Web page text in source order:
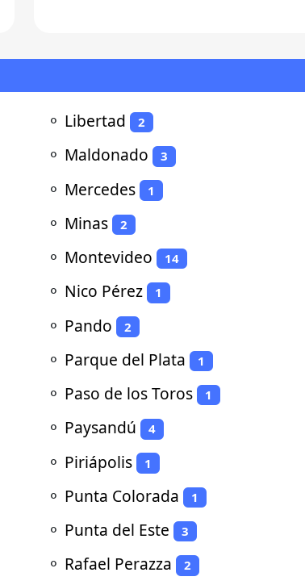
⚬ Libertad 2
⚬ Maldonado 3
⚬ Mercedes 1
⚬ Minas 2
⚬ Montevideo 14
⚬ Nico Pérez 1
⚬ Pando 2
⚬ Parque del Plata 1
⚬ Paso de los Toros 1
⚬ Paysandú 4
⚬ Piriápolis 1
⚬ Punta Colorada 1
⚬ Punta del Este 3
⚬ Rafael Perazza 2